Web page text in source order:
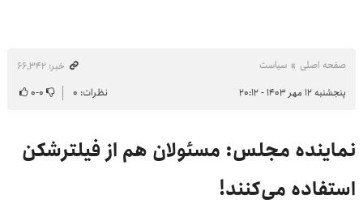
صفحه اصلی سیاست
خبر: ۶۶٬۳۴۲
پنجشنبه ۱۲ مهر ۱۴۰۳ - ۲۰:۱۲
نظرات: ۰ ۰-۰
نماینده مجلس: مسئولان هم از فیلترشکن
استفاده می‌کنند!